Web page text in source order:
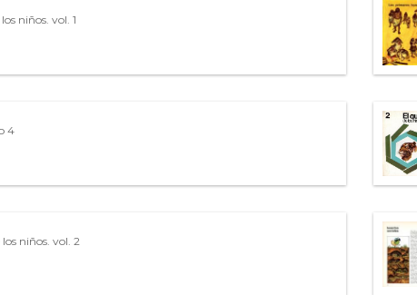
niños. vol. 1
4
niños. vol. 2